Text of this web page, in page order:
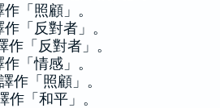
「照顧」。
「反對者」。
「反對者」。
「情感」。
「照顧」。
「和平」。